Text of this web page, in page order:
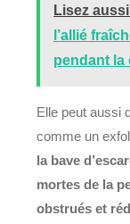
Lisez
l’allié
pendant la
Elle peut aussi
comme un
la bave
mortes de la
obstrués et